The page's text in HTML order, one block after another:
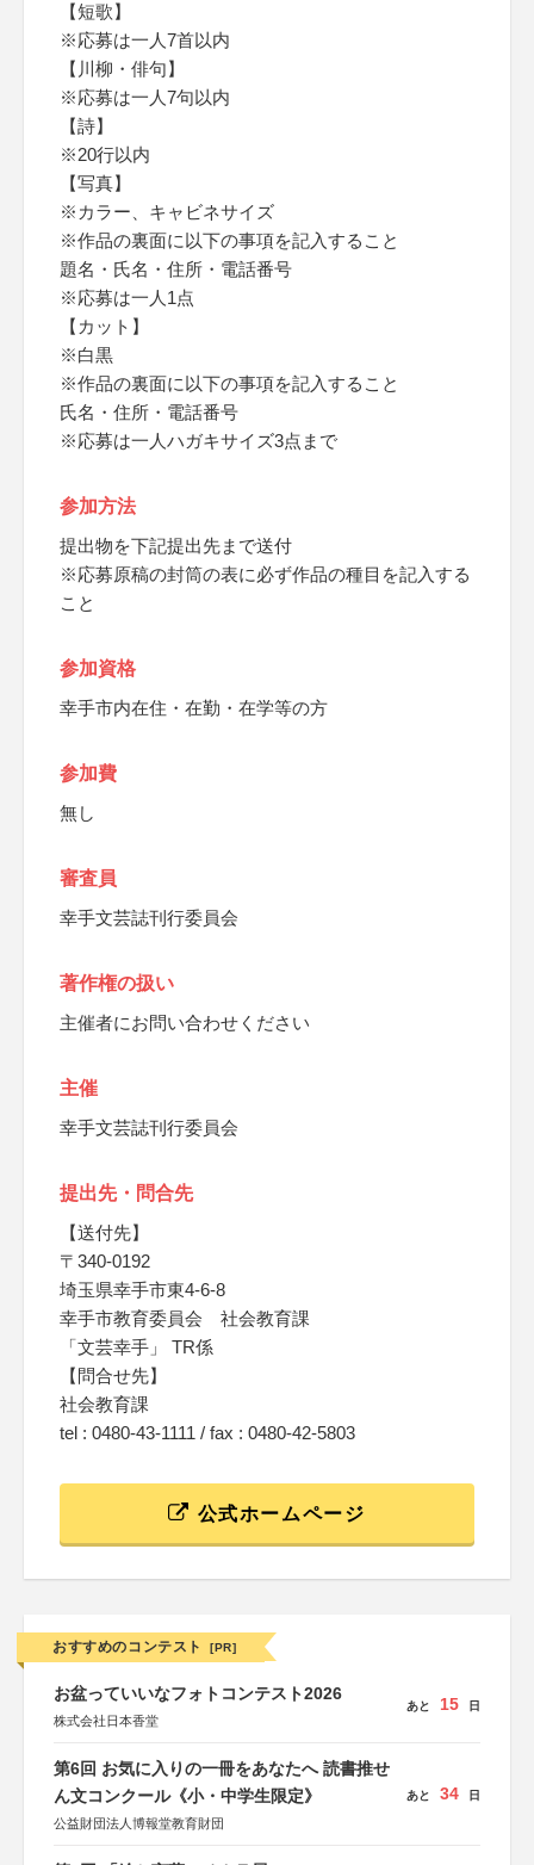
【短歌】
※応募は一人7首以内
【川柳・俳句】
※応募は一人7句以内
【詩】
※20行以内
【写真】
※カラー、キャビネサイズ
※作品の裏面に以下の事項を記入すること
題名・氏名・住所・電話番号
※応募は一人1点
【カット】
※白黒
※作品の裏面に以下の事項を記入すること
氏名・住所・電話番号
※応募は一人ハガキサイズ3点まで
参加方法
提出物を下記提出先まで送付
※応募原稿の封筒の表に必ず作品の種目を記入する
こと
参加資格
幸手市内在住・在勤・在学等の方
参加費
無し
審査員
幸手文芸誌刊行委員会
著作権の扱い
主催者にお問い合わせください
主催
幸手文芸誌刊行委員会
提出先・問合先
【送付先】
〒340-0192
埼玉県幸手市東4-6-8
幸手市教育委員会 社会教育課
「文芸幸手」 TR係
【問合せ先】
社会教育課
tel : 0480-43-1111 / fax : 0480-42-5803
公式ホームページ
おすすめのコンテスト [PR]
お盆っていいなフォトコンテスト2026
株式会社日本香堂
あと 15 日
第6回 お気に入りの一冊をあなたへ 読書推せ
ん文コンクール《小・中学生限定》
公益財団法人博報堂教育財団
あと 34 日